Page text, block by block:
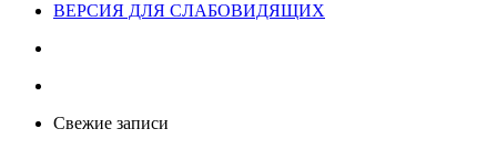
ВЕРСИЯ ДЛЯ СЛАБОВИДЯЩИХ
Свежие записи